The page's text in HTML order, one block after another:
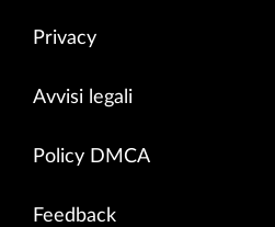
Privacy
Avvisi legali
Policy DMCA
Feedback